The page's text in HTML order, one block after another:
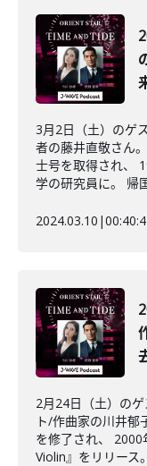
3月2日（土）のゲ
者の藤井直敬さん
士号を取得され、
学の研究員に。 帰
2024.03.10 |
2月24日（土）の
ト/作曲家の川井郁
を修了され、
Violin』をリリース